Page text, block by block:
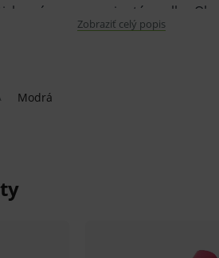
a úsporne navinuté v rolke.
Zobraziť celý popis
Modrá